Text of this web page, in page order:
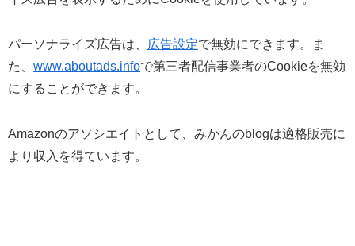
パーソナライズ広告は、 広告設定で無効にできます。ま
た、 www.aboutads.infoで第三者配信事業者のCookieを無効
にすることができます。
Amazonのアソシエイトとして、みかんのblogは適格販売に
より収入を得ています。